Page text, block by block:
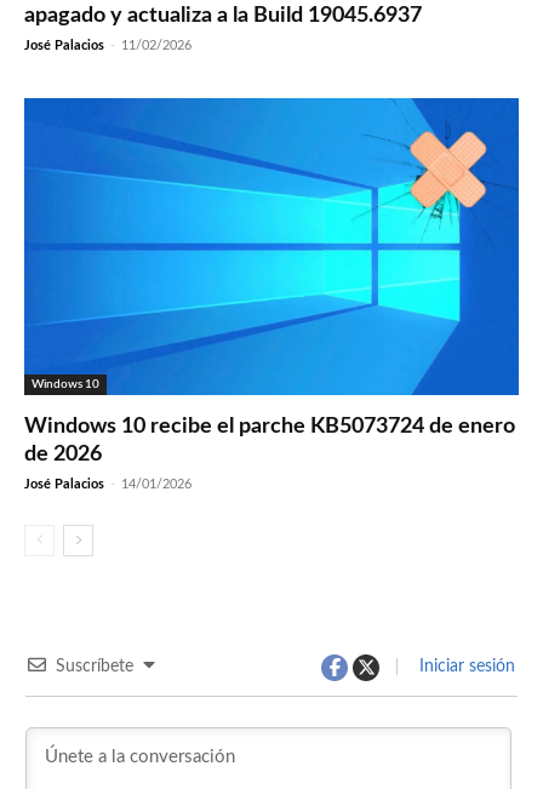
apagado y actualiza a la Build 19045.6937
José Palacios - 11/02/2026
Windows 10
Windows 10 recibe el parche KB5073724 de enero
de 2026
José Palacios - 14/01/2026
Suscríbete Iniciar sesión